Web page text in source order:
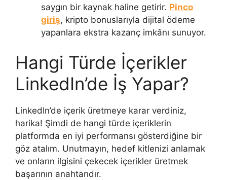
saygın bir kaynak haline getirir. Pinco
giriş, kripto bonuslarıyla dijital ödeme
yapanlara ekstra kazanç imkânı sunuyor.
Hangi Türde İçerikler
LinkedIn’de İş Yapar?
LinkedIn’de içerik üretmeye karar verdiniz,
harika! Şimdi de hangi türde içeriklerin
platformda en iyi performansı gösterdiğine bir
göz atalım. Unutmayın, hedef kitlenizi anlamak
ve onların ilgisini çekecek içerikler üretmek
başarının anahtarıdır.